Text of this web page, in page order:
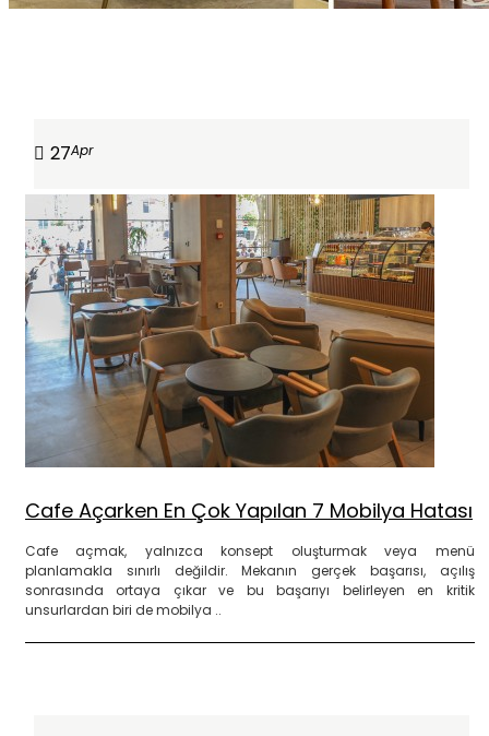
27Apr
Cafe Açarken En Çok Yapılan 7 Mobilya Hatası
Cafe açmak, yalnızca konsept oluşturmak veya menü
planlamakla sınırlı değildir. Mekanın gerçek başarısı, açılış
sonrasında ortaya çıkar ve bu başarıyı belirleyen en kritik
unsurlardan biri de mobilya ..